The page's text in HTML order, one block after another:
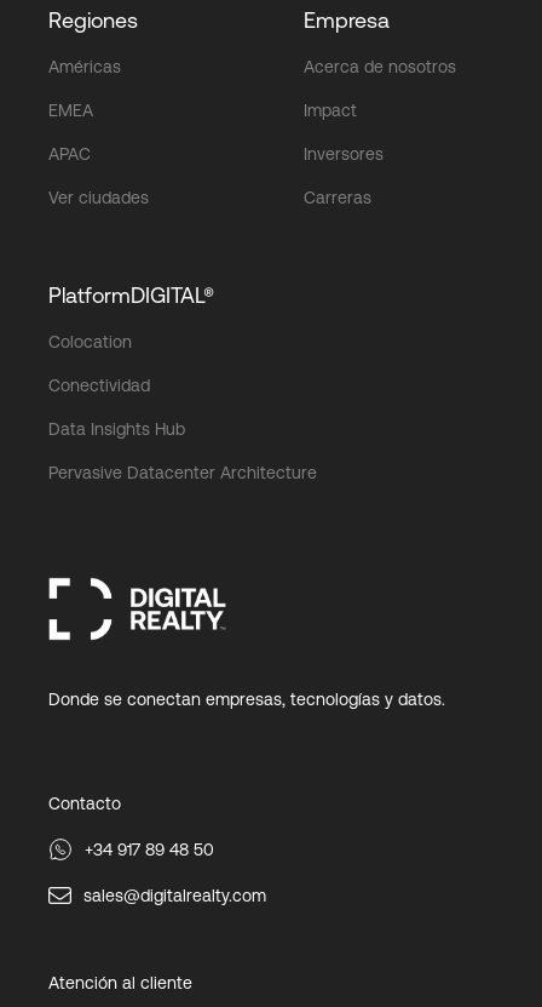
Regiones
Américas
EMEA
APAC
Ver ciudades
Empresa
Acerca de nosotros
Impact
Inversores
Carreras
PlatformDIGITAL®
Colocation
Conectividad
Data Insights Hub
Pervasive Datacenter Architecture
Donde se conectan empresas, tecnologías y datos.
Contacto
+34 917 89 48 50
sales@digitalrealty.com
Atención al cliente